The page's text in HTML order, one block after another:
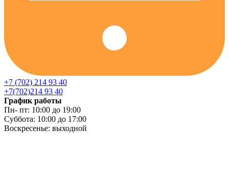
+7 (702) 214 93 40
+7(702)214 93 40
График работы
Пн- пт: 10:00 до 19:00
Суббота: 10:00 до 17:00
Воскресенье: выходной